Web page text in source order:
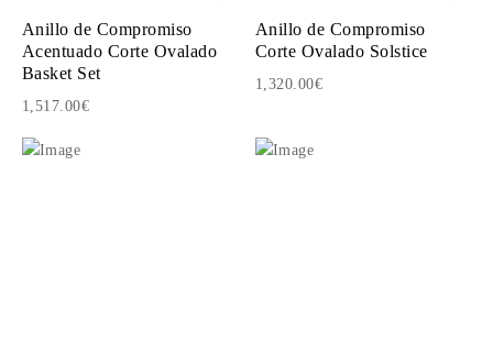
Anillo de Compromiso
Acentuado Corte Ovalado
Basket Set
1,517.00€
Anillo de Compromiso
Corte Ovalado Solstice
1,320.00€